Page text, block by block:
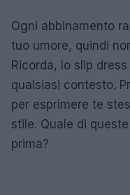
Ogni abbinamento
tuo umore, quindi
Ricorda, lo slip
qualsiasi contesto.
per esprimere te
stile. Quale di
prima?